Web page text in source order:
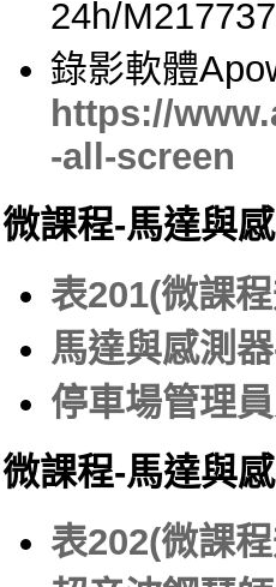
24h/
錄影軟體
https://
-all-screen
微課程-馬達與
表201(微課
馬達與感測
停車場管理
微課程-馬達與
表202(微課